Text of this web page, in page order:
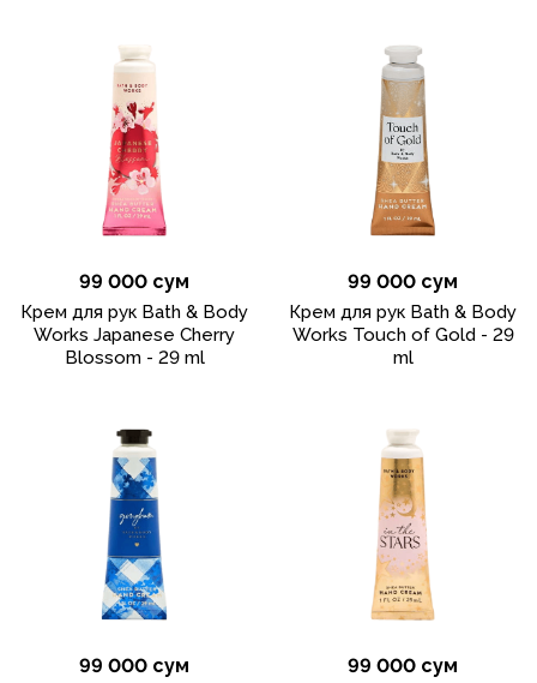
99 000 сум
Крем для рук Bath & Body
Works Japanese Cherry
Blossom - 29 ml
99 000 сум
Крем для рук Bath & Body
Works Touch of Gold - 29
ml
99 000 сум 99 000 сум